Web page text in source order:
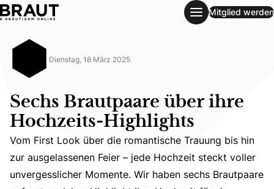
Sechs Brautpaare über ihre Hochzeits-Highlights
Mitglied werden
Dienstag, 18 März 2025
Sechs Brautpaare über ihre
Hochzeits-Highlights
Vom First Look über die romantische Trauung bis hin
Vom First Look über die romantische Trauung bis hin
zur ausgelassenen Feier – jede Hochzeit steckt voller
unvergesslicher Momente. Wir haben sechs Brautpaare